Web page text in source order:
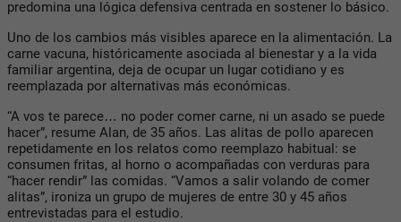
predomina una lógica defensiva centrada en sostener lo básico.
Uno de los cambios más visibles aparece en la alimentación. La
carne vacuna, históricamente asociada al bienestar y a la vida
familiar argentina, deja de ocupar un lugar cotidiano y es
reemplazada por alternativas más económicas.
“A vos te parece… no poder comer carne, ni un asado se puede
hacer”, resume Alan, de 35 años. Las alitas de pollo aparecen
repetidamente en los relatos como reemplazo habitual: se
consumen fritas, al horno o acompañadas con verduras para
“hacer rendir” las comidas. “Vamos a salir volando de comer
alitas”, ironiza un grupo de mujeres de entre 30 y 45 años
entrevistadas para el estudio.